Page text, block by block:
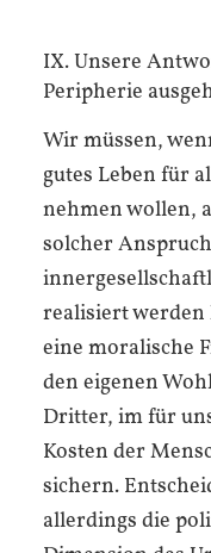
IX. Unsere
Peripherie
Wir müssen,
gutes Leben für
nehmen wollen,
solcher
realisiert werden
eine moralische
den eigenen
Dritter, im für
Kosten der
sichern.
allerdings die